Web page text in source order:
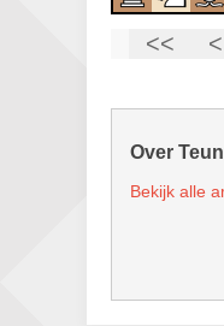
Over
Bekijk alle